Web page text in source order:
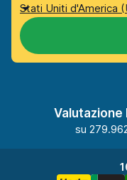
Stati Uniti d'America
Valutazione
su